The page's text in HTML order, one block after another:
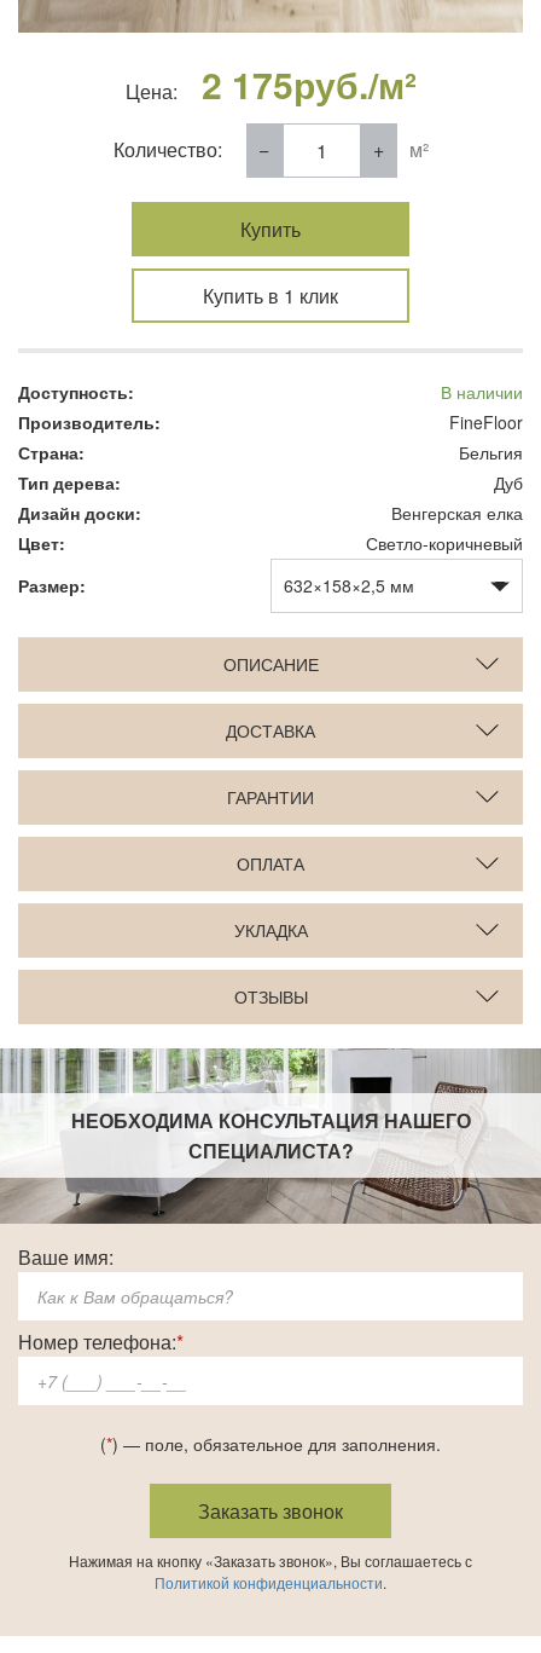
Цена: 2 175руб./м²
Количество: м²
Купить
Купить в 1 клик
Доступность:
В наличии
Производитель:
FineFloor
Страна:
Бельгия
Тип дерева:
Дуб
Дизайн доски:
Венгерская елка
Цвет:
Светло-коричневый
Размер:
ОПИСАНИЕ
ДОСТАВКА
ГАРАНТИИ
ОПЛАТА
УКЛАДКА
ОТЗЫВЫ
НЕОБХОДИМА КОНСУЛЬТАЦИЯ НАШЕГО
СПЕЦИАЛИСТА?
Ваше имя:
Номер телефона:*
(*) — поле, обязательное для заполнения.
Нажимая на кнопку «Заказать звонок», Вы соглашаетесь с
Политикой конфиденциальности.